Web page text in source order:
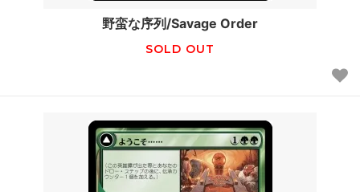
野蛮な序列/Savage Order
SOLD OUT